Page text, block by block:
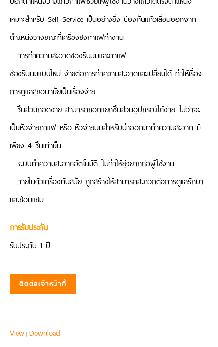
เหมาะสำหรับ Self Service เป็นอย่างยิ่ง ป้องกันแก้วเลื่อนออกจาก
ตำแหน่งวางขณะที่เครื่องชงกาแฟทำงาน
– การทำความสะอาดช่องรินนมและกาแฟ
ช่องรินนมแบบใหม่ ง่ายต่อการทำความสะอาดและเปลี่ยนได้ ทำให้เรื่อง
การดูแลสุขอนามัยเป็นเรื่องง่าย
– ชิ้นส่วนถอดง่าย สามารถถอดแยกชิ้นส่วนอุปกรณ์ได้ง่าย ไม่ว่าจะ
เป็นหัวจ่ายกาแฟ หรือ หัวจ่ายนมสำหรับนำออกมาทำความสะอาด มี
เพียง 4 ชิ้นเท่านั้น
– ระบบทำความสะอาดอัตโนมัติ ไม่ทำให้ยุ่งยากต่อผู้ใช้งาน
– ภายในตัวเครื่องทันสมัย ถูกสร้างให้สามารถสะดวกต่อการดูแลรักษา
และซ่อมแซม
การรับประกัน
รับประกัน 1 ปี
ติดต่อเจ้าหน้าที่
View | Download